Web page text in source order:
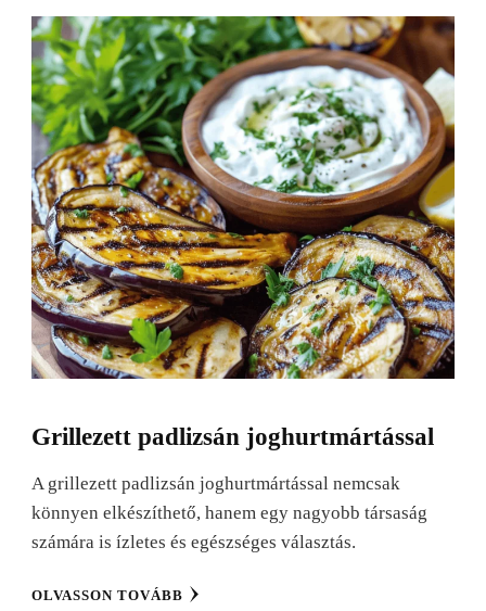
Grillezett padlizsán joghurtmártással
A grillezett padlizsán joghurtmártással nemcsak
könnyen elkészíthető, hanem egy nagyobb társaság
számára is ízletes és egészséges választás.
OLVASSON TOVÁBB